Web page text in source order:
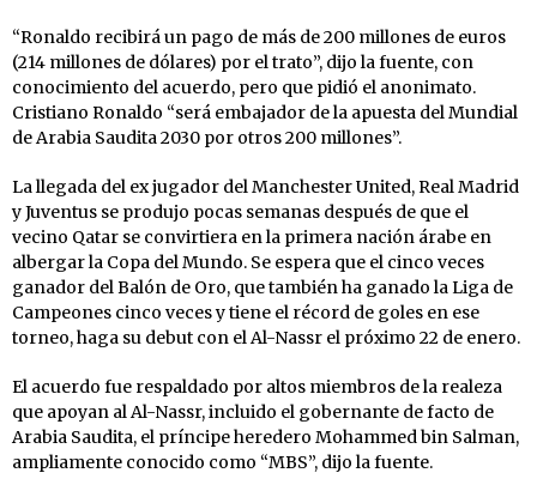
“Ronaldo recibirá un pago de más de 200 millones de euros
(214 millones de dólares) por el trato”, dijo la fuente, con
conocimiento del acuerdo, pero que pidió el anonimato.
Cristiano Ronaldo “será embajador de la apuesta del Mundial
de Arabia Saudita 2030 por otros 200 millones”.
La llegada del ex jugador del Manchester United, Real Madrid
y Juventus se produjo pocas semanas después de que el
vecino Qatar se convirtiera en la primera nación árabe en
albergar la Copa del Mundo. Se espera que el cinco veces
ganador del Balón de Oro, que también ha ganado la Liga de
Campeones cinco veces y tiene el récord de goles en ese
torneo, haga su debut con el Al-Nassr el próximo 22 de enero.
El acuerdo fue respaldado por altos miembros de la realeza
que apoyan al Al-Nassr, incluido el gobernante de facto de
Arabia Saudita, el príncipe heredero Mohammed bin Salman,
ampliamente conocido como “MBS”, dijo la fuente.